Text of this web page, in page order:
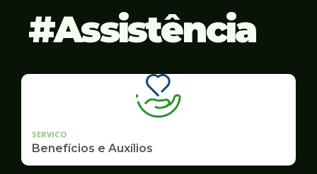
Assistência
SERVICO
Benefícios e Auxílios